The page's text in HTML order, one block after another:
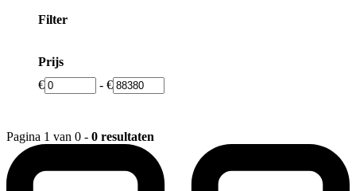
Filter
Prijs
€
- €
Pagina 1 van 0 - 0 resultaten